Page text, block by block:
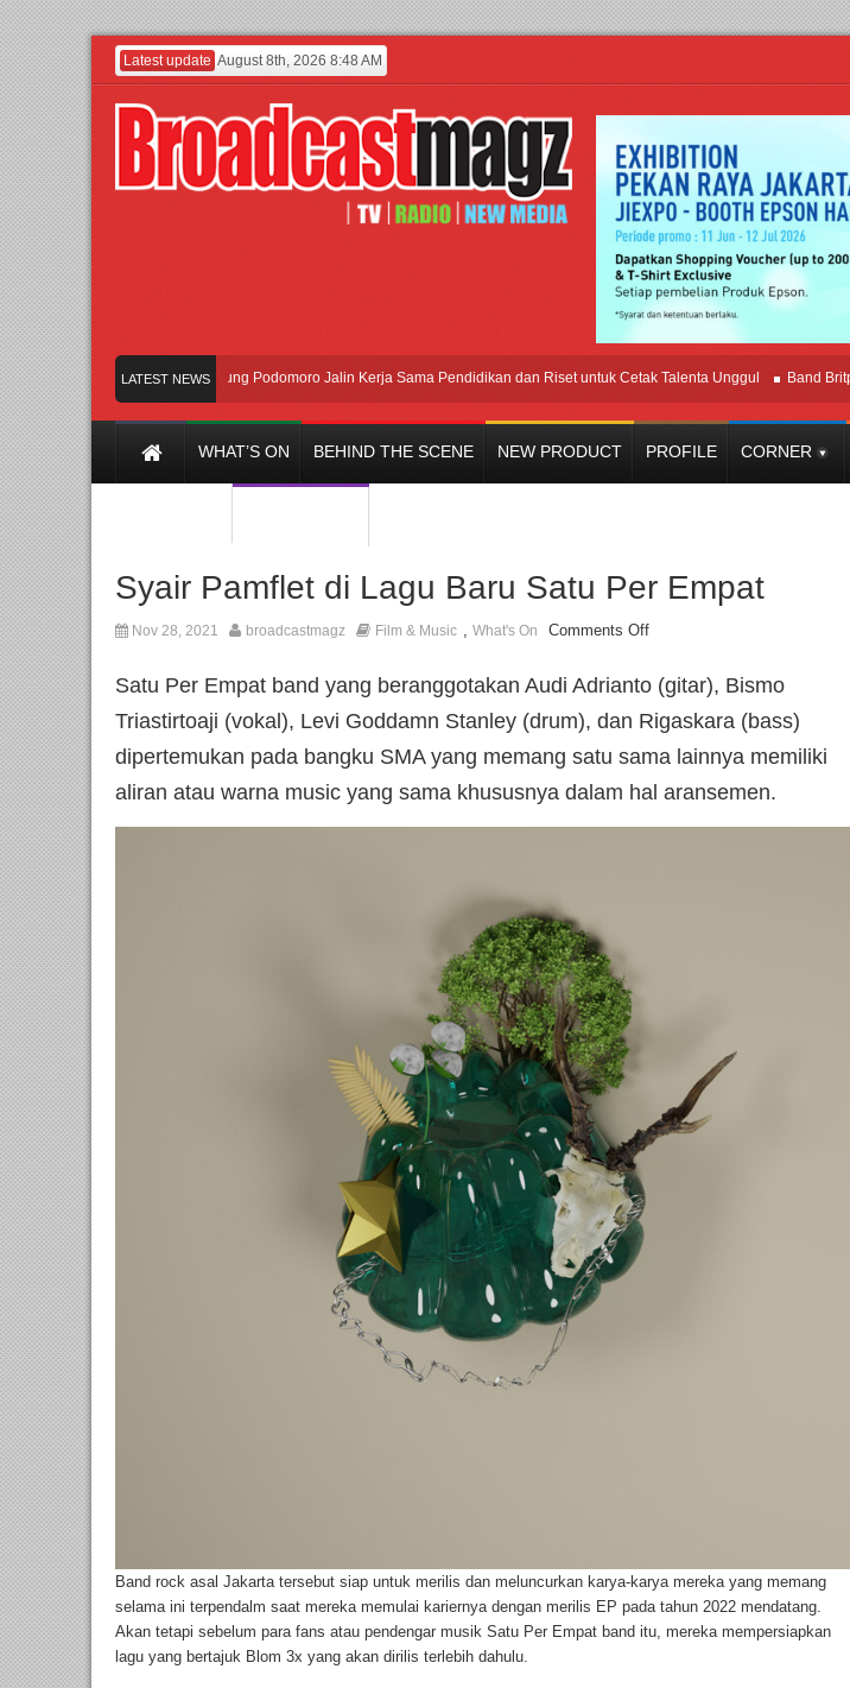
Latest update August 8th, 2026 8:48 AM
LATEST NEWS
UI dan Universitas Agung Podomoro Jalin Kerja Sama Pendidikan dan Riset untuk Cetak Talenta Unggul Band Britpop
WHAT’S ON BEHIND THE SCENE NEW PRODUCT PROFILE CORNER
Syair Pamflet di Lagu Baru Satu Per Empat
Nov 28, 2021 broadcastmagz Film & Music , What's On Comments Off
Satu Per Empat band yang beranggotakan Audi Adrianto (gitar), Bismo
Triastirtoaji (vokal), Levi Goddamn Stanley (drum), dan Rigaskara (bass)
dipertemukan pada bangku SMA yang memang satu sama lainnya memiliki
aliran atau warna music yang sama khususnya dalam hal aransemen.
Band rock asal Jakarta tersebut siap untuk merilis dan meluncurkan karya-karya mereka yang memang
selama ini terpendalm saat mereka memulai kariernya dengan merilis EP pada tahun 2022 mendatang.
Akan tetapi sebelum para fans atau pendengar musik Satu Per Empat band itu, mereka mempersiapkan
lagu yang bertajuk Blom 3x yang akan dirilis terlebih dahulu.